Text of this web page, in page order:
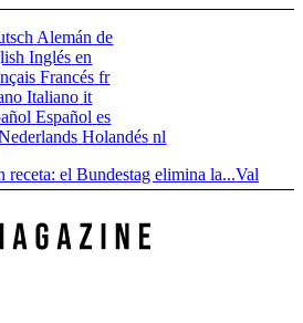
Alemán de
Inglés en
Francés fr
Italiano it
Español es
Holandés nl
el Bundestag elimina la...Valor del